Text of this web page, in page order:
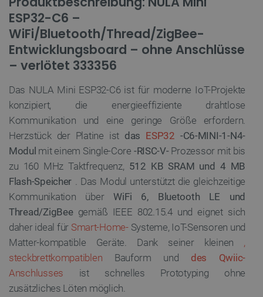
ESP32-C6 –
WiFi/Bluetooth/Thread/ZigBee-
Entwicklungsboard – ohne Anschlüsse
– verlötet 333356
Das NULA Mini ESP32-C6 ist für moderne IoT-Projekte
konzipiert, die energieeffiziente drahtlose
Kommunikation und eine geringe Größe erfordern.
Herzstück der Platine ist das ESP32 -C6-MINI-1-N4-
Modul mit einem Single-Core -RISC-V-Prozessor mit bis
zu 160 MHz Taktfrequenz, 512 KB SRAM und 4 MB
Flash-Speicher . Das Modul unterstützt die gleichzeitige
Kommunikation überWiFi 6, Bluetooth LE und
Thread/ZigBeegemäß IEEE 802.15.4 und eignet sich
daher ideal für Smart-Home-Systeme, IoT-Sensoren und
Matter-kompatible Geräte. Dank seiner kleinen ,
steckbrettkompatiblen Bauform und des Qwiic-
Anschlusses ist schnelles Prototyping ohne
zusätzliches Löten möglich.